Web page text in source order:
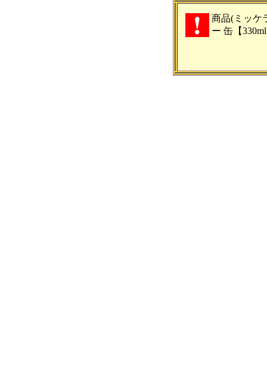
商品(ミッケ
ー 缶【